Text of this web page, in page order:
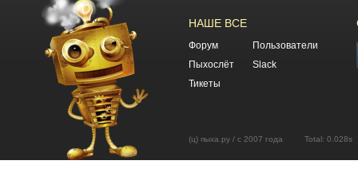
НАШЕ ВСЕ
Форум
Пользователи
Пыхослёт
Slack
Тикеты
(ц) пыха.ру / с 2007 года Total: